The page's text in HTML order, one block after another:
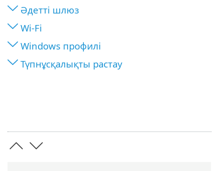
Әдетті шлюз
Wi-Fi
Windows профилі
Түпнұсқалықты растау